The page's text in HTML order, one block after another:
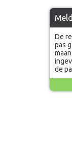
De
pas
de